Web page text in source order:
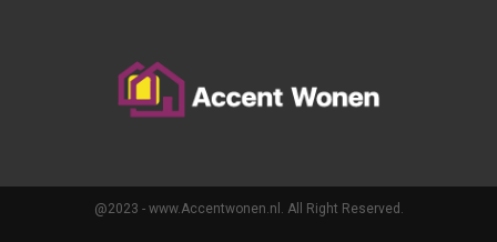
@2023 - www.Accentwonen.nl. All Right Reserved.